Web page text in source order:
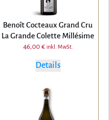
Benoît Cocteaux Grand Cru
La Grande Colette Millésime
46,00 € inkl. MwSt.
Details